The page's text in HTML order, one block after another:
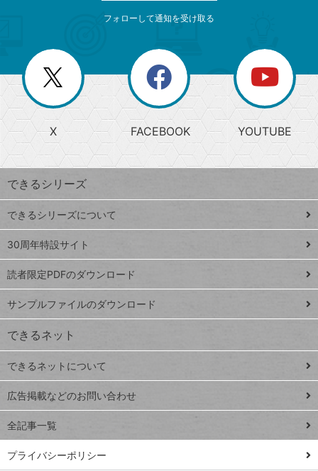
じ
る
search
検
索
上
昇
ワ
ー
ド
Google
スプレ
ッドシ
ート
iPhone
VLOOKUP
close
閉じ
る
閉
じ
る
ー
か
ら
探
す
ト
ッ
プ
ペ
ジ
連載
Excel Q&A
トイアンナ流仕
事術
ではじめる業務
フォローして通知を受け取る
X FACEBOOK YOUTUBE
できるシリーズ
できるシリーズについて
30周年特設サイト
読者限定PDFのダウンロード
サンプルファイルのダウンロード
できるネット
できるネットについて
広告掲載などのお問い合わせ
全記事一覧
プライバシーポリシー